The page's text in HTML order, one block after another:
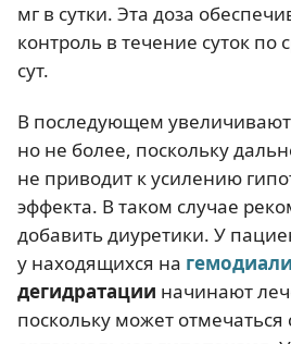
мг в сутки. Эта доза
контроль в течение суток по
сут.
В последующем увеличивают
но не более, поскольку
не приводит к усилению
эффекта. В таком случае
добавить диуретики. У
у находящихся на
дегидратации начинают
поскольку может